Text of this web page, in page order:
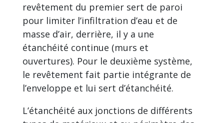
revêtement du premier sert de paroi
pour limiter l’infiltration d’eau et de
masse d’air, derrière, il y a une
étanchéité continue (murs et
ouvertures). Pour le deuxième système,
le revêtement fait partie intégrante de
l’enveloppe et lui sert d’étanchéité.
L’étanchéité aux jonctions de différents